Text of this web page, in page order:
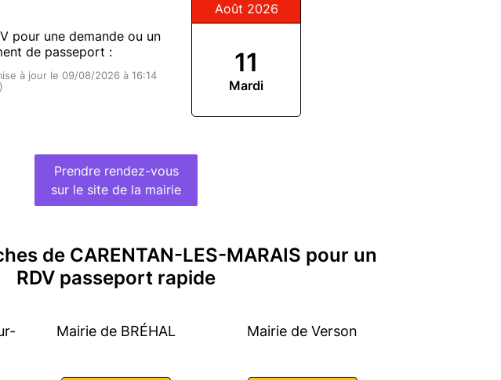
pour une demande ou un
de passeport :
à jour le 09/08/2026 à 16:14
Août 2026
11
Mardi
Prendre rendez-vous
sur le site de la mairie
de CARENTAN-LES-MARAIS pour un
RDV passeport rapide
Mairie de BRÉHAL Mairie de Verson